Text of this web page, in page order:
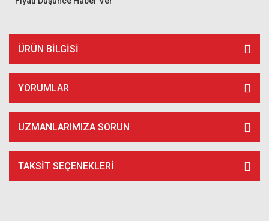
ÜRÜN BILGISI
YORUMLAR
UZMANLARIMIZA SORUN
TAKSIT SEÇENEKLERI